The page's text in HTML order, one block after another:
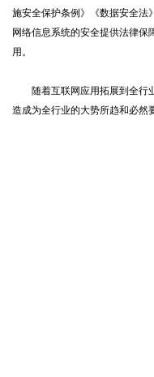
施安全保护条例》《数据安全法
网络信息系统的安全提供法律
用。
随着互联网应用拓展到全行
造成为全行业的大势所趋和必然